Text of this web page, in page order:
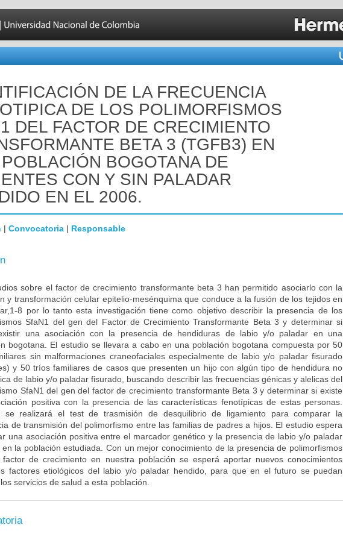
DE LA FRECUENCIA
DE LOS POLIMORFISMOS
DEL FACTOR DE CRECIMIENTO
BETA 3 (TGFB3) EN
BOGOTANA DE
CON Y SIN PALADAR
EN EL 2006.
| Convocatoria | Responsable
sobre el factor de crecimiento transformante beta 3 han permitido asociarlo con la
y transformación celular epitelio-mesénquima que conduce a la fusión de los tejidos en
8 por lo tanto esta investigación tiene como objetivo describir la presencia de los
SfaN1 del gen del Factor de Crecimiento Transformante Beta 3 y determinar si
una asociación con la presencia de hendiduras de labio y/o paladar en una
bogotana. El estudio se llevara a cabo en una población bogotana compuesta por 50
sin malformaciones craneofaciales especialmente de labio y/o paladar fisurado
y 50 tríos familiares de casos que presenten un hijo con algún tipo de hendidura no
de labio y/o paladar fisurado, buscando describir las frecuencias génicas y alelicas del
SfaN1 del gen del factor de crecimiento transformante Beta 3 y determinar si existe
positiva con la presencia de las características fenotípicas de estas personas.
se realizará el test de trasmisión de desquilibrio de ligamiento para comparar la
de transmisión del polimorfismo entre las familias de padres a hijos. El estudio espera
una asociación positiva entre el marcador genético y la presencia de labio y/o paladar
la población estudiada. Con un mejor conocimiento de la presencia de polimorfismos
de crecimiento en nuestra población se esperá aportar nuevos conocimientos
factores etiológicos del labio y/o paladar hendido, para que en el futuro se puedan
servicios de salud a esta población.